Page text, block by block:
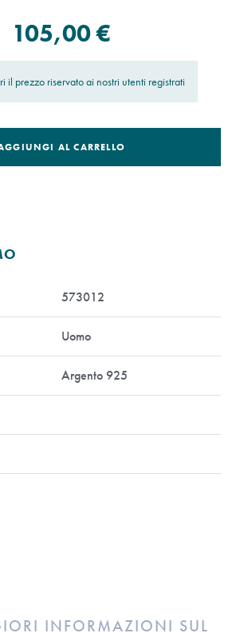
105,00 €
il prezzo riservato ai nostri utenti registrati
AL CARRELLO
573012
Uomo
Argento 925
INFORMAZIONI SUL